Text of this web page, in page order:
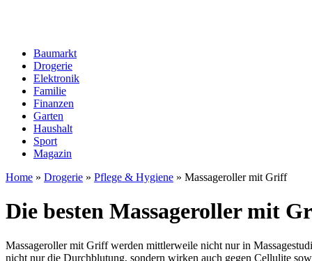
Baumarkt
Drogerie
Elektronik
Familie
Finanzen
Garten
Haushalt
Sport
Magazin
Home » Drogerie » Pflege & Hygiene » Massageroller mit Griff
Die besten Massageroller mit
Massageroller mit Griff werden mittlerweile nicht nur in
nicht nur die Durchblutung, sondern wirken auch gegen Cellulite